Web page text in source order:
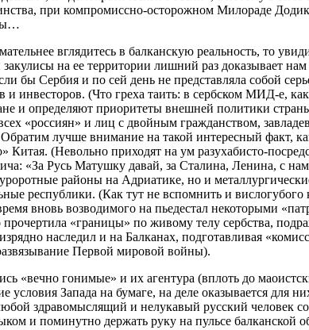
при компромиссно-осторожном Милораде
вглядитесь в балканскую реальность, то
на ее территории лишний раз доказывает
бы Сербия и по сей день не представляла собой
и инвесторов. (Что греха таить: в сербском МИД-е,
и определяют приоритеты внешней политики
«россиян» и лиц с двойным гражданством,
лучше внимание на такой интересный факт,
Китая. (Невольно приходят на ум разухабисто-
«За Русь Матушку давай, за Сталина, Ленина, с
районы на Адриатике, но и
республики. (Как тут не вспомнить и
вновь возводимого на пьедестал некоторыми
прочертила «границы» по живому телу сербства,
наследил и на Балканах, подготавливая
Первой мировой войны).
«вечно гонимые» и их агентура (вплоть до
Запада на бумаге, на деле оказывается для
здравомыслящий и нелукавый русский человек
и поминутно держать руку на пульсе